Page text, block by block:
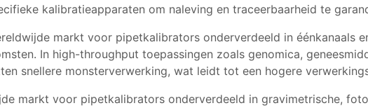
kalibratieapparaten om naleving en traceerbaarheid te
markt voor pipetkalibrators onderverdeeld in éénkanaals
In high-throughput toepassingen zoals genomica,
snellere monsterverwerking, wat leidt tot een hogere
markt voor pipetkalibrators onderverdeeld in gravimetrische,